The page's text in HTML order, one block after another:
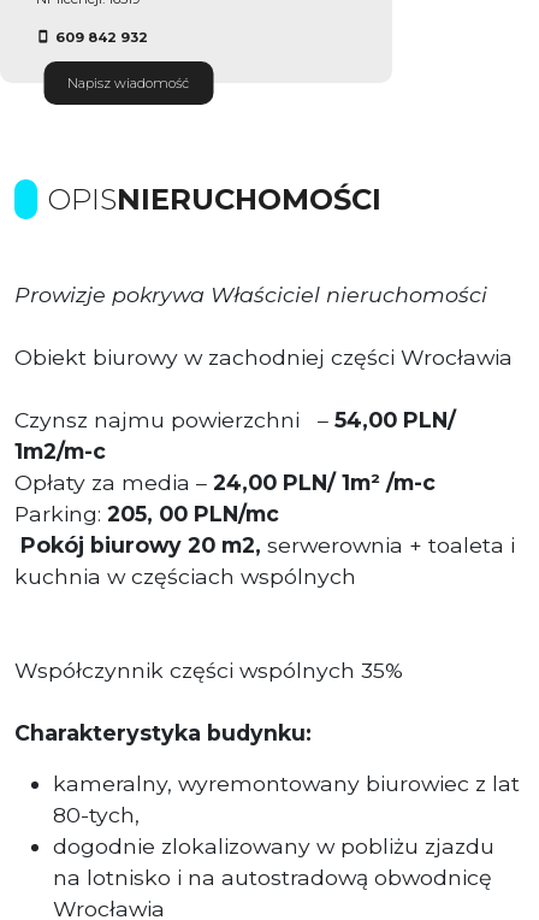
609 842 932
Napisz wiadomość
OPISNIERUCHOMOŚCI
Prowizje pokrywa Właściciel nieruchomości
Obiekt biurowy w zachodniej części Wrocławia
Czynsz najmu powierzchni – 54,00 PLN/
1m2/m-c
Opłaty za media – 24,00 PLN/ 1m² /m-c
Parking: 205, 00 PLN/mc
Pokój biurowy 20 m2, serwerownia + toaleta i
kuchnia w częściach wspólnych
Współczynnik części wspólnych 35%
Charakterystyka budynku:
kameralny, wyremontowany biurowiec z lat
80-tych,
dogodnie zlokalizowany w pobliżu zjazdu
na lotnisko i na autostradową obwodnicę
Wrocławia